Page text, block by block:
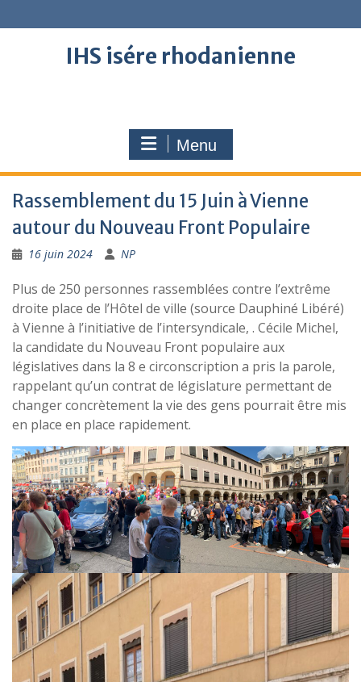
to
IHS isére rhodanienne
Menu
Rassemblement du 15 Juin à Vienne
autour du Nouveau Front Populaire
16 juin 2024 NP
Plus de 250 personnes rassemblées contre l’extrême
droite place de l’Hôtel de ville (source Dauphiné Libéré)
à Vienne à l’initiative de l’intersyndicale, . Cécile Michel,
la candidate du Nouveau Front populaire aux
législatives dans la 8 e circonscription a pris la parole,
rappelant qu’un contrat de législature permettant de
changer concrètement la vie des gens pourrait être mis
en place en place rapidement.